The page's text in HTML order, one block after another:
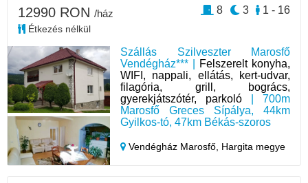
Szállás Szilveszter Marosfő
Vendégház*** |
Felszerelt konyha,
WIFI, nappali, ellátás, kert-udvar,
filagória, grill, bogrács,
gyerekjátszótér, parkoló | 700m
Marosfő Greces Sípálya, 44km
Gyilkos-tó, 47km Békás-szoros
Vendégház Marosfő, Hargita megye
12990 RON /ház
Étkezés nélkül
1 - 16
3
8